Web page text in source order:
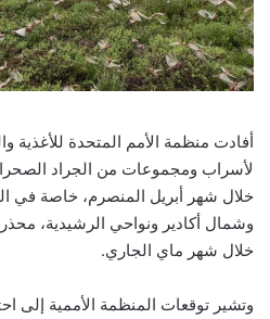
أفادت منظمة الأمم المتحدة للأغذية
لأسراب ومجموعات من الجراد
خلال شهر أبريل المنصرم، خاصة في
وشمال أكادير ونواحي الرشيدية،
خلال شهر ماي الجاري.
وتشير توقعات المنظمة الأممية إلى